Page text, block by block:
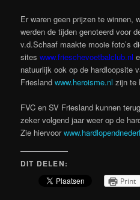
Er waren geen prijzen te winnen,
werden de tijden genoteerd voor
v.d.Schaaf maakte mooie foto’s
siteswww.frieschevoetbalclub.nl
natuurlijk ook op de hardloopsite
Frieslandwww.heroisme.nl zijn te
FVC en SV Friesland kunnen
zeker volgend jaar weer op de
Zie hiervoor
DIT DELEN:
Print